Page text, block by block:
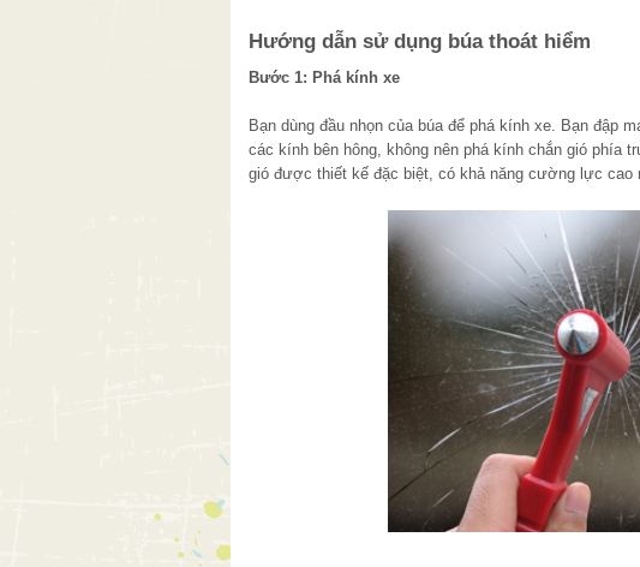
Hướng dẫn sử dụng búa thoát hiểm
Bước 1: Phá kính xe
Bạn dùng đầu nhọn của búa để phá kính xe. Bạn đập
các kính bên hông, không nên phá kính chắn gió
gió được thiết kế đặc biệt, có khả năng cường lực cao